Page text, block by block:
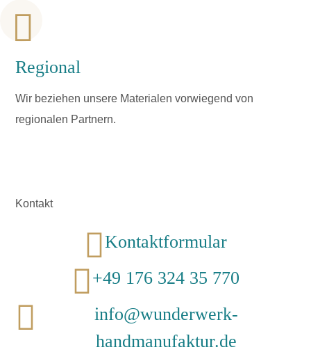
Regional
Wir beziehen unsere Materialen vorwiegend von
regionalen Partnern.
Kontakt
Kontaktformular
+49 176 324 35 770
info@wunderwerk-
handmanufaktur.de